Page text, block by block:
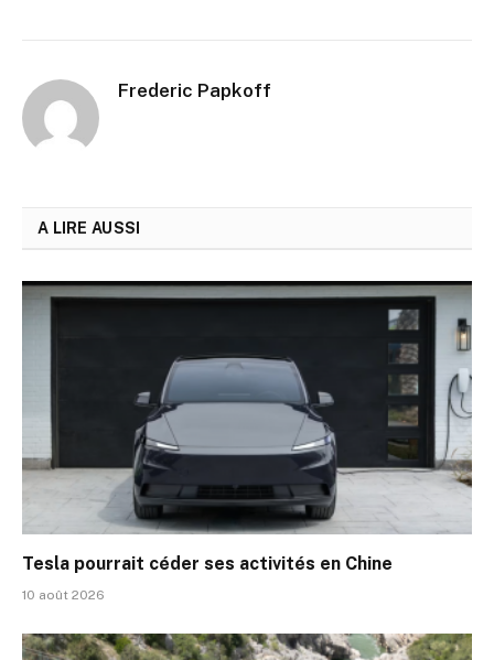
Frederic Papkoff
A LIRE AUSSI
Tesla pourrait céder ses activités en Chine
10 août 2026